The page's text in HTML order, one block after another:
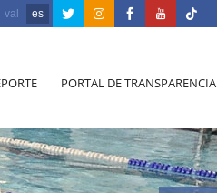
val es
PORTAL DE TRANSPARENCIA